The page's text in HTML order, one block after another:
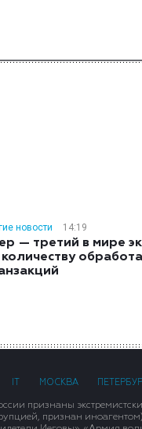
новости 14:19
— третий в мире
МОСКВА
признаны
признан